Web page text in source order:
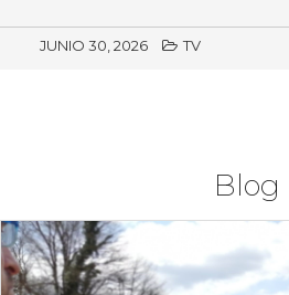
JUNIO 30, 2026 TV
Blog